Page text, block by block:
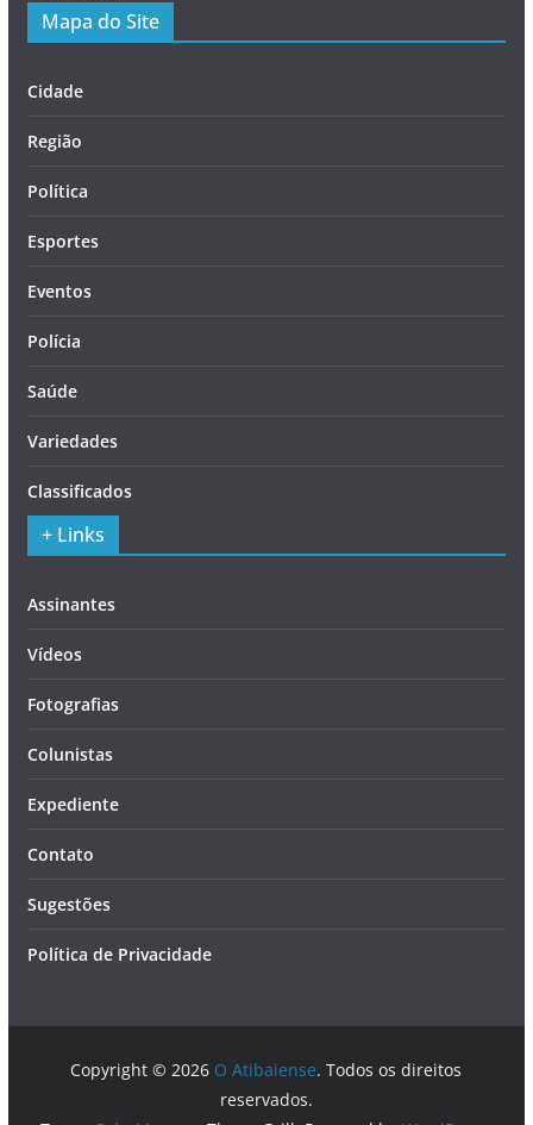
Mapa do Site
Cidade
Região
Política
Esportes
Eventos
Polícia
Saúde
Variedades
Classificados
+ Links
Assinantes
Vídeos
Fotografias
Colunistas
Expediente
Contato
Sugestões
Política de Privacidade
Copyright © 2026 O Atibaiense. Todos os direitos
reservados.